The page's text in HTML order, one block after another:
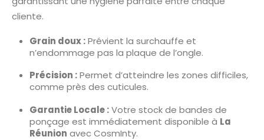
cliente.
Grain doux :Prévient la surchauffe et
n’endommage pas la plaque de l’ongle.
Précision :Permet d’atteindre les zones difficiles,
comme près des cuticules.
Garantie Locale :Votre stock de bandes de
ponçage est immédiatement disponible à La
Réunion avec CosmInty.